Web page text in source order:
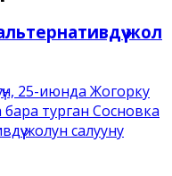
жол
25-июнда Жогорку
турган Сосновка
жолун салууну